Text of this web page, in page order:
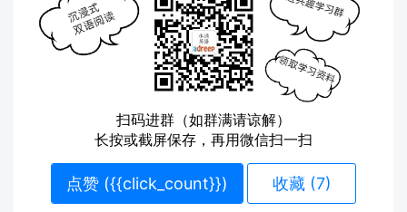
扫码进群（如群满请谅解）
长按或截屏保存，再用微信扫一扫
点赞 ({{click_count}}) 收藏 (7)